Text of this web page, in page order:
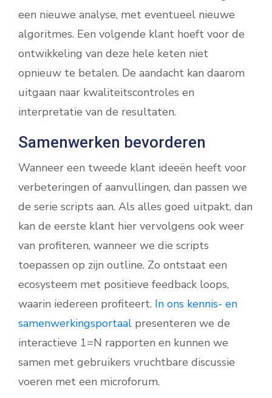
een nieuwe analyse, met eventueel nieuwe
algoritmes. Een volgende klant hoeft voor de
ontwikkeling van deze hele keten niet
opnieuw te betalen. De aandacht kan daarom
uitgaan naar kwaliteitscontroles en
interpretatie van de resultaten.
Samenwerken bevorderen
Wanneer een tweede klant ideeën heeft voor
verbeteringen of aanvullingen, dan passen we
de serie scripts aan. Als alles goed uitpakt, dan
kan de eerste klant hier vervolgens ook weer
van profiteren, wanneer we die scripts
toepassen op zijn outline. Zo ontstaat een
ecosysteem met positieve feedback loops,
waarin iedereen profiteert. In ons kennis- en
samenwerkingsportaal presenteren we de
interactieve 1=N rapporten en kunnen we
samen met gebruikers vruchtbare discussie
voeren met een microforum.